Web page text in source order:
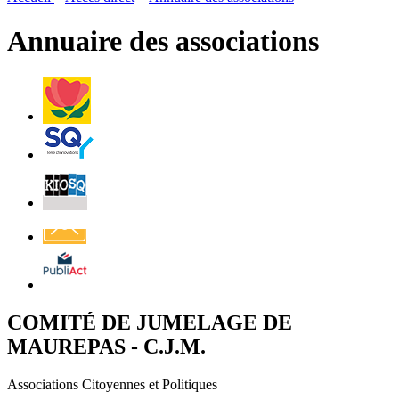
page
Annuaire des associations
Villes
et
Villages
Fleuris
Saint-
Quentin
Billetterie
Affichage
légal
COMITÉ DE JUMELAGE DE
MAUREPAS - C.J.M.
Associations Citoyennes et Politiques